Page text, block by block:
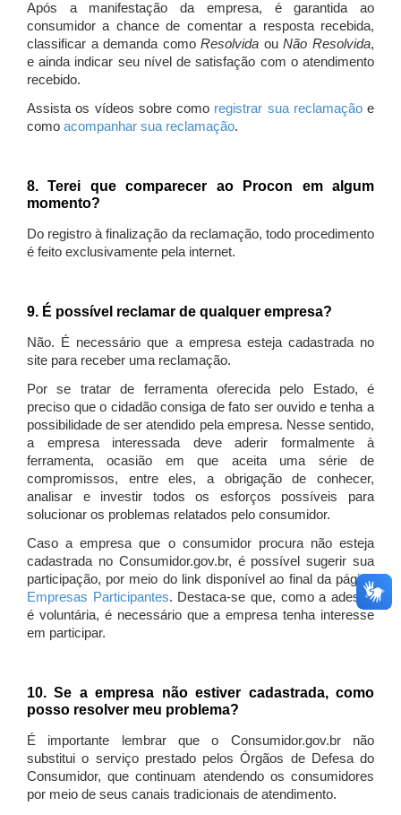
Após a manifestação da empresa, é garantida ao
consumidor a chance de comentar a resposta recebida,
classificar a demanda comoResolvida ouNão Resolvida,
e ainda indicar seu nível de satisfação com o atendimento
recebido.
Assista os vídeos sobre como registrar sua reclamaçãoe
como acompanhar sua reclamação.
8. Terei que comparecer ao Procon em algum
momento?
Do registro à finalização da reclamação, todo procedimento
é feito exclusivamente pela internet.
9. É possível reclamar de qualquer empresa?
Não. É necessário que a empresa esteja cadastrada no
site para receber uma reclamação.
Por se tratar de ferramenta oferecida pelo Estado, é
preciso que o cidadão consiga de fato ser ouvido e tenha a
possibilidade de ser atendido pela empresa. Nesse sentido,
a empresa interessada deve aderir formalmente à
ferramenta, ocasião em que aceita uma série de
compromissos, entre eles, a obrigação de conhecer,
analisar e investir todos os esforços possíveis para
solucionar os problemas relatados pelo consumidor.
Caso a empresa que o consumidor procura não esteja
cadastrada no Consumidor.gov.br, é possível sugerir sua
participação, por meio do link disponível ao final da página
Empresas Participantes. Destaca-se que, como a adesão
é voluntária, é necessário que a empresa tenha interesse
em participar.
10. Se a empresa não estiver cadastrada, como
posso resolver meu problema?
É importante lembrar que o Consumidor.gov.br não
substitui o serviço prestado pelos Órgãos de Defesa do
Consumidor, que continuam atendendo os consumidores
por meio de seus canais tradicionais de atendimento.